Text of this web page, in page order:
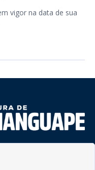
vigor na data de sua
PB